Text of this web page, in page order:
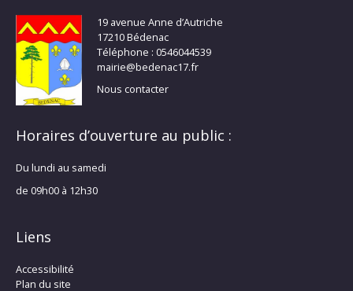
19 avenue Anne d’Autriche
17210 Bédenac
Téléphone : 0546044539
mairie@bedenac17.fr
Nous contacter
Horaires d’ouverture au public :
Du lundi au samedi
de 09h00 à 12h30
Liens
Accessibilité
Plan du site